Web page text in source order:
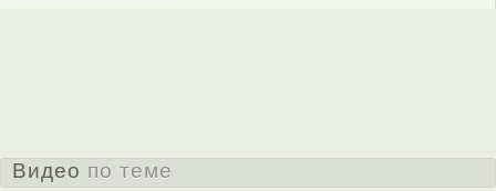
Видео по теме